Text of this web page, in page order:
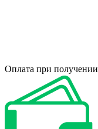
Оплата при получении